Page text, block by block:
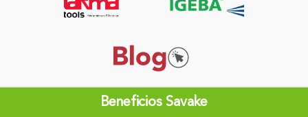
Beneficios Savake